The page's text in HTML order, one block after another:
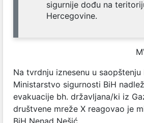
sigurnije dođu na
Hercegovine.
Na tvrdnju iznesenu u saopštenju
Ministarstvo sigurnosti BiH
evakuacije bh. državljana/ki iz
društvene mreže X reagovao je
BiH Nenad Nešić.